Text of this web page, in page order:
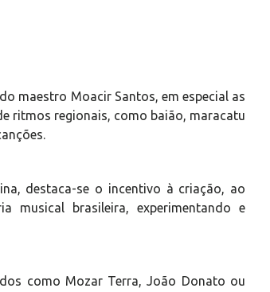
maestro Moacir Santos, em especial as
ritmos regionais, como baião, maracatu
destaca-se o incentivo à criação, ao
musical brasileira, experimentando e
como Mozar Terra, João Donato ou